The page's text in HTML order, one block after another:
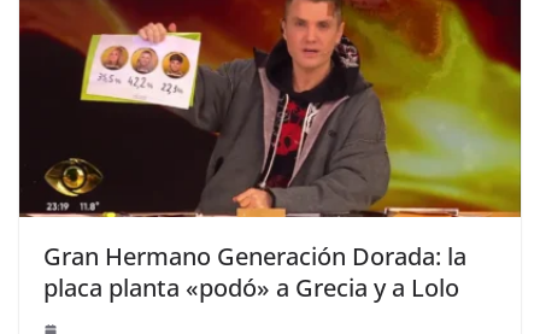
Gran Hermano Generación Dorada: la
placa planta «podó» a Grecia y a Lolo